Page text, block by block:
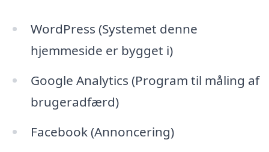
WordPress (Systemet denne
hjemmeside er bygget i)
Google Analytics (Program til måling af
brugeradfærd)
Facebook (Annoncering)